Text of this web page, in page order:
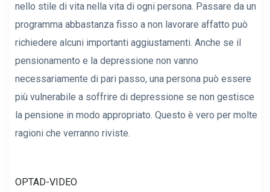
nello stile di vita nella vita di ogni persona. Passare da un
programma abbastanza fisso a non lavorare affatto può
richiedere alcuni importanti aggiustamenti. Anche se il
pensionamento e la depressione non vanno
necessariamente di pari passo, una persona può essere
più vulnerabile a soffrire di depressione se non gestisce
la pensione in modo appropriato. Questo è vero per molte
ragioni che verranno riviste.
OPTAD-VIDEO